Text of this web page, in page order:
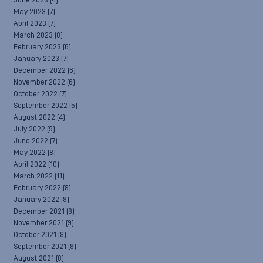
May 2023 (7)
April 2023 (7)
March 2023 (8)
February 2023 (6)
January 2023 (7)
December 2022 (6)
November 2022 (6)
October 2022 (7)
September 2022 (5)
August 2022 (4)
July 2022 (9)
June 2022 (7)
May 2022 (8)
April 2022 (10)
March 2022 (11)
February 2022 (9)
January 2022 (9)
December 2021 (8)
November 2021 (9)
October 2021 (9)
September 2021 (9)
August 2021 (8)